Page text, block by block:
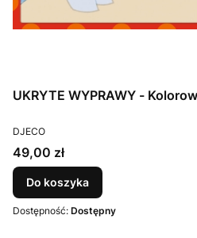
UKRYTE WYPRAWY -
PRODUCENT
DJECO
Cena
49,00 zł
Do koszyka
Dostępność: Dostępny